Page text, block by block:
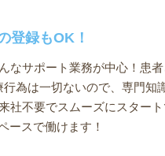
登録もOK！
なサポート業務が中心！患
為は一切ないので、専門知
社不要でスムーズにスター
ースで働けます！